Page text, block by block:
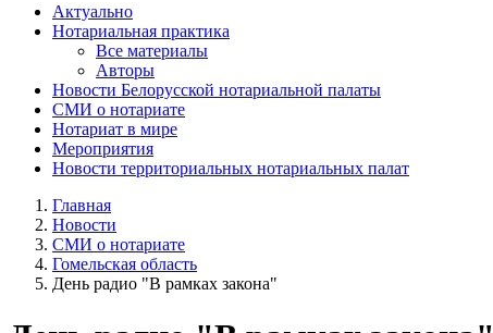
Актуально
Нотариальная практика
Все материалы
Авторы
Новости Белорусской нотариальной палаты
СМИ о нотариате
Нотариат в мире
Мероприятия
Новости территориальных нотариальных палат
Главная
Новости
СМИ о нотариате
Гомельская область
День радио "В рамках закона"